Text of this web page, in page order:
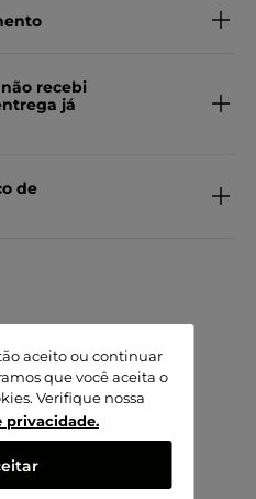
aceito ou continuar
que você aceita o
Verifique nossa
privacidade.
recebi
já
de
também!